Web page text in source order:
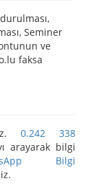
Seminer
ve
faksa
0.242 338
arayarak bilgi
Bilgi